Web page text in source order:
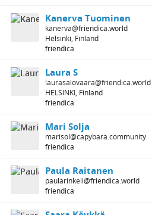
Kanerva Tuominen
kanerva@friendica.world
Helsinki, Finland
friendica
Laura S
laurasalovaara@friendica.world
HELSINKI, Finland
friendica
Mari Solja
marisol@capybara.community
friendica
Paula Raitanen
paularinkeli@friendica.world
friendica